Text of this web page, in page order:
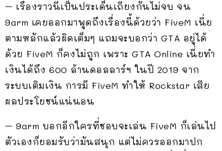
– เรื่องราวนี้เป็นประเด็นเถียงกันไม่จบ จน
9arm เคยออกมาพูดถึงเรื่องนี้ด้วยว่า FiveM เนี่ย
ตามหลักแล้วผิดเต็มๆ แถมจะบอกว่า GTA อยู่ได้
ด้วย FiveM ก็คงไม่ถูก เพราะ GTA Online เนี่ยทำ
เงินได้ถึง 600 ล้านดอลลาร์ฯ ในปี 2019 จาก
ระบบเติมเงิน การมี FiveM ทำให้ Rockstar เสีย
ผลประโยชน์แน่นอน
– 9arm บอกอีกใครที่ชอบจะเล่น FiveM ก็เล่นไป
ตัวเองก็ยอมรับว่ามันสนุก แต่ไม่ควรออกมาปก